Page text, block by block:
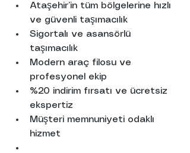
Ataşehir’in tüm bölgelerine hızlı
ve güvenli taşımacılık
Sigortalı ve asansörlü
taşımacılık
Modern araç filosu ve
profesyonel ekip
%20 indirim fırsatı ve ücretsiz
ekspertiz
Müşteri memnuniyeti odaklı
hizmet